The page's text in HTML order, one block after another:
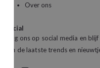
Over ons
Social
Volg ons op social media en
van de laatste trends en